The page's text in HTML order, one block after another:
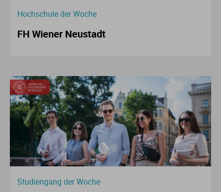
Hochschule der Woche
FH Wiener Neustadt
Studiengang der Woche